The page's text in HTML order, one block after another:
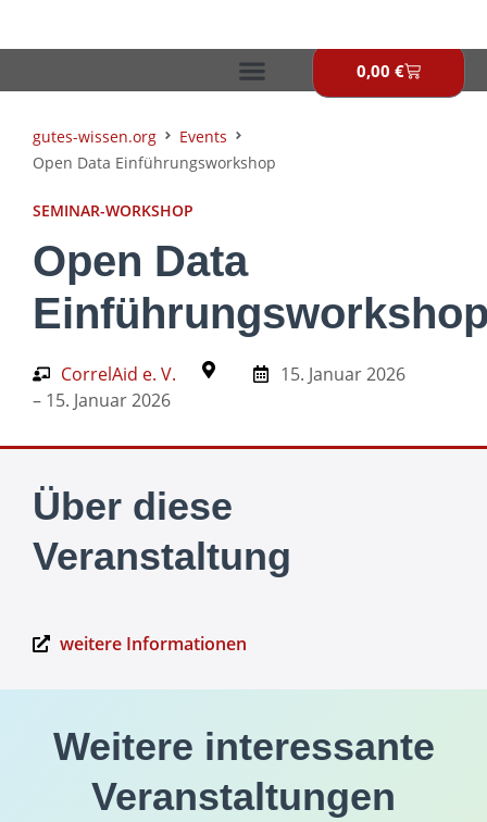
0,00 €
gutes-wissen.org
Events
Open Data Einführungsworkshop
SEMINAR-WORKSHOP
Open Data
CorrelAid e. V.
15. Januar 2026
– 15. Januar 2026
Über diese
Veranstaltung
weitere Informationen
Weitere interessante
Veranstaltungen